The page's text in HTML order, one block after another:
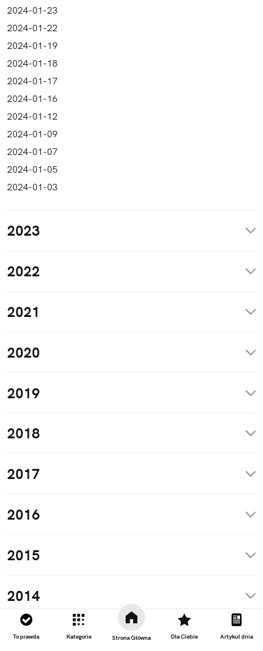
To prawda Kategorie Strona Główna Dla Ciebie Artykuł dnia
2024-01-23
2024-01-22
2024-01-19
2024-01-18
2024-01-17
2024-01-16
2024-01-12
2024-01-09
2024-01-07
2024-01-05
2024-01-03
2023
2022
2021
2020
2019
2018
2017
2016
2015
2014